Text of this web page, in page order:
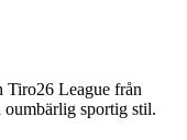
League från
oumbärlig sportig stil.